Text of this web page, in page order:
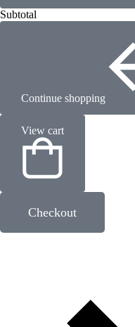
Subtotal
Continue shopping
View cart
Checkout